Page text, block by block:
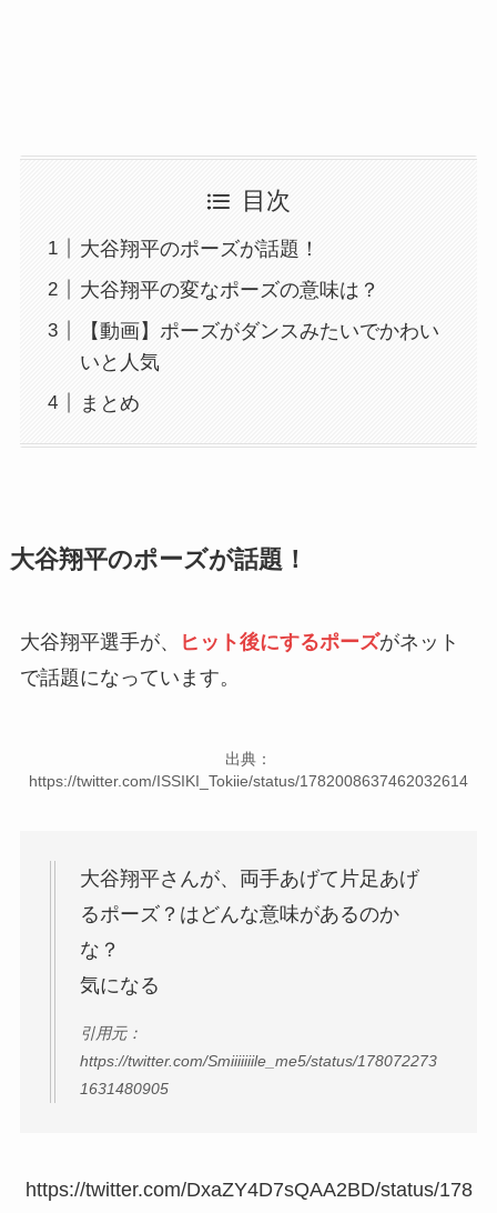
目次
大谷翔平のポーズが話題！
大谷翔平の変なポーズの意味は？
【動画】ポーズがダンスみたいでかわい
いと人気
まとめ
大谷翔平のポーズが話題！
大谷翔平選手が、 ヒット後にするポーズがネット
で話題になっています。
出典：
https://twitter.com/ISSIKI_Tokiie/status/1782008637462032614
大谷翔平さんが、両手あげて片足あげ
るポーズ？はどんな意味があるのか
な？
気になる
引用元：
https://twitter.com/Smiiiiiiile_me5/status/178072273
1631480905
https://twitter.com/DxaZY4D7sQAA2BD/status/178